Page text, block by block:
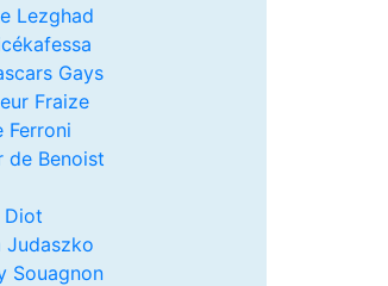
Lezghad
Gays
Fraize
Ferroni
de Benoist
Diot
Judaszko
Souagnon